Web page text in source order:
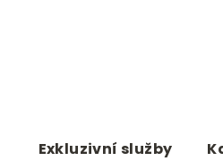
Exkluzivní služby